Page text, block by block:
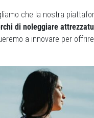
che la nostra
di noleggiare
a innovare per